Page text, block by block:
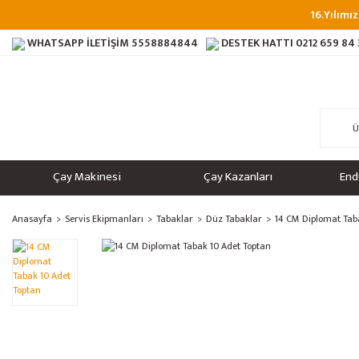
WHATSAPP İLETİŞİM 5558884844 DESTEK HATTI 0212 659 84
Çay Makinesi Çay Kazanları
Anasayfa Servis Ekipmanları Tabaklar Düz Tabaklar 14 CM Diplomat